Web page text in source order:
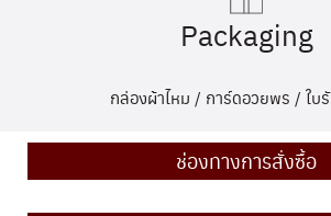
Packaging
กล่องผ้าไหม / การ์ดอวยพร / ใบ
ช่องทางการสั่งซื้อ